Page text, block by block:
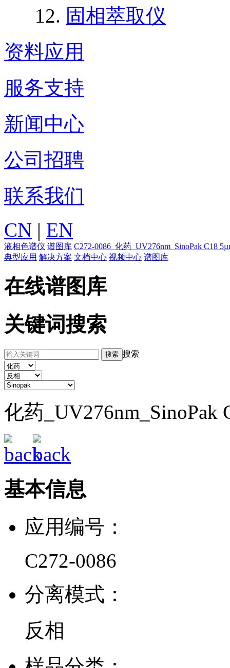
固相萃取仪
资料应用
服务支持
新闻中心
公司招聘
联系我们
CN | EN
液相色谱仪 谱图库 C272-0086_化药_UV276nm_SinoPak C18
典型应用 解决方案 文档中心 视频中心 谱图库
在线谱图库
关键词搜索
搜索
化药
基本信息
应用编号：
C272-0086
分离模式：
反相